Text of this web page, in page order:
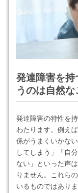
発達障害を
うのは自然
発達障害の特性を
わたります。例え
係がうまくいかな
してしまう」「自
ない」といった声
りません。これら
いるものではあり